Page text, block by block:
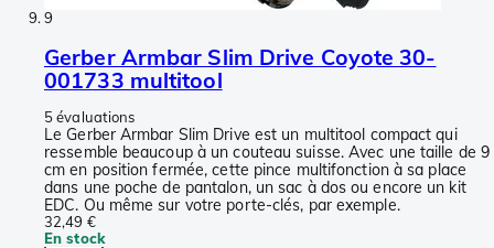
9
Gerber Armbar Slim Drive Coyote 30-
001733 multitool
5 évaluations
Le Gerber Armbar Slim Drive est un multitool compact qui
ressemble beaucoup à un couteau suisse. Avec une taille de 9
cm en position fermée, cette pince multifonction à sa place
dans une poche de pantalon, un sac à dos ou encore un kit
EDC. Ou même sur votre porte-clés, par exemple.
32,49 €
En stock